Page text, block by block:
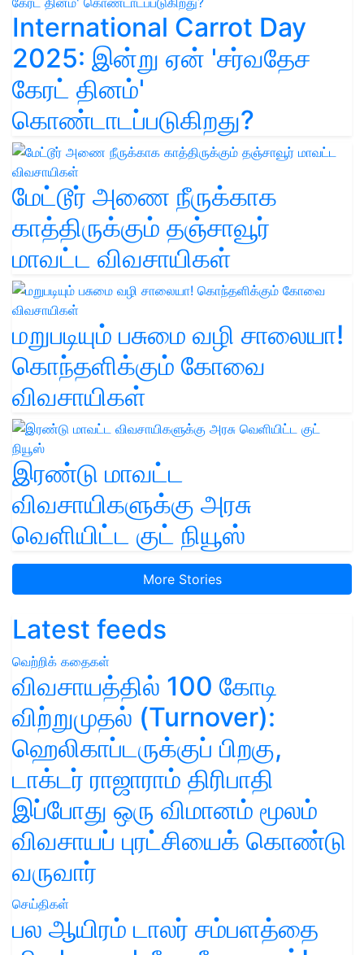
International Carrot Day
2025: இன்று ஏன் 'சர்வதேச
கேரட் தினம்'
கொண்டாடப்படுகிறது?
மேட்டூர் அணை நீருக்காக
காத்திருக்கும் தஞ்சாவூர்
மாவட்ட விவசாயிகள்
மறுபடியும் பசுமை வழி சாலையா!
கொந்தளிக்கும் கோவை
விவசாயிகள்
இரண்டு மாவட்ட
விவசாயிகளுக்கு அரசு
வெளியிட்ட குட் நியூஸ்
More Stories
Latest feeds
வெற்றிக் கதைகள்
விவசாயத்தில் 100 கோடி
விற்றுமுதல் (Turnover):
ஹெலிகாப்டருக்குப் பிறகு,
டாக்டர் ராஜாராம் திரிபாதி
இப்போது ஒரு விமானம் மூலம்
விவசாயப் புரட்சியைக் கொண்டு
வருவார்
செய்திகள்
பல ஆயிரம் டாலர் சம்பளத்தை